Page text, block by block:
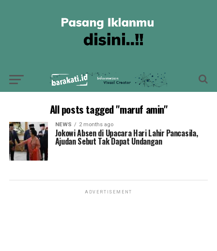
All posts tagged "maruf amin"
NEWS 2 months ago
Jokowi Absen di Upacara Hari Lahir Pancasila,
Ajudan Sebut Tak Dapat Undangan
ADVERTISEMENT